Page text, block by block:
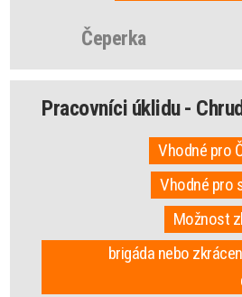
Čeperka
Pracovníci úklidu -
Vhodné pro
Vhodné pro
Možnost
brigáda nebo